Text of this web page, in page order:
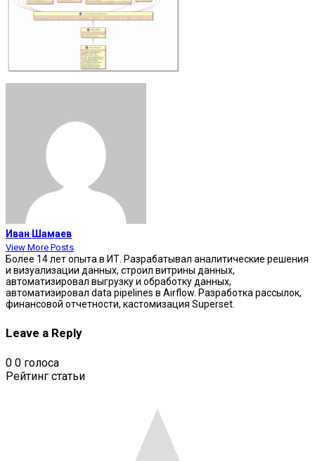
Иван Шамаев
View More Posts
Более 14 лет опыта в ИТ. Разрабатывал аналитические решения
и визуализации данных, строил витрины данных,
автоматизировал выгрузку и обработку данных,
автоматизировал data pipelines в Airflow. Разработка рассылок,
финансовой отчетности, кастомизация Superset.
Leave a Reply
0 0 голоса
Рейтинг статьи